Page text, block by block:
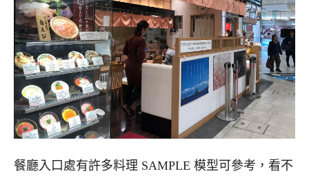
餐廳入口處有許多料理 SAMPLE 模型可參考，看不